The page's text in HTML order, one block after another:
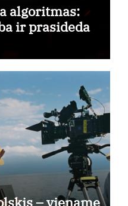
algoritmas:
ir prasideda
– viename